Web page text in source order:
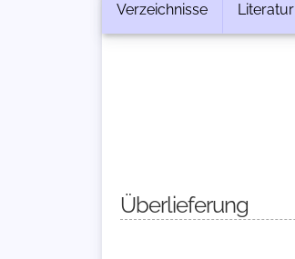
Verzeichnisse Literatur
Überlieferung